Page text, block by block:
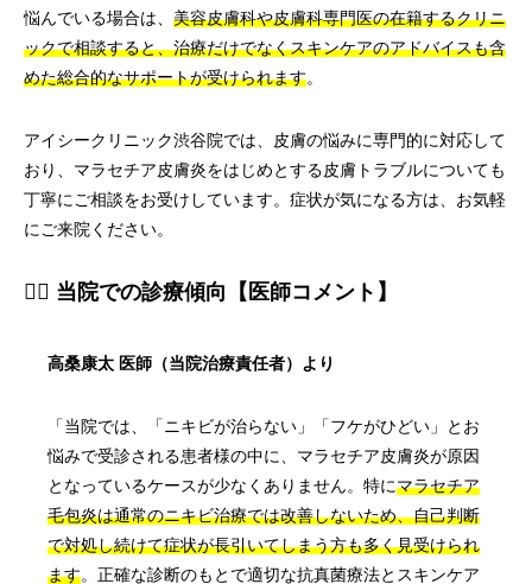
悩んでいる場合は、 美容皮膚科や皮膚科専門医の在籍するクリニ
ックで相談すると、治療だけでなくスキンケアのアドバイスも含
めた総合的なサポートが受けられます。
アイシークリニック渋谷院では、皮膚の悩みに専門的に対応して
おり、マラセチア皮膚炎をはじめとする皮膚トラブルについても
丁寧にご相談をお受けしています。症状が気になる方は、お気軽
にご来院ください。
👨‍⚕️ 当院での診療傾向【医師コメント】
高桑康太 医師（当院治療責任者）より
「当院では、「ニキビが治らない」「フケがひどい」とお
悩みで受診される患者様の中に、マラセチア皮膚炎が原因
となっているケースが少なくありません。特にマラセチア
毛包炎は通常のニキビ治療では改善しないため、自己判断
で対処し続けて症状が長引いてしまう方も多く見受けられ
ます。正確な診断のもとで適切な抗真菌療法とスキンケア